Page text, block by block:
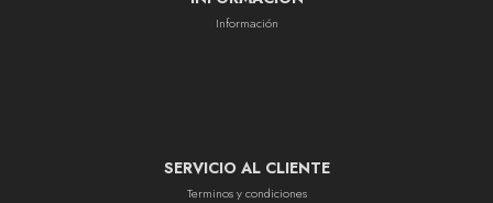
Información
SERVICIO AL CLIENTE
Terminos y condiciones